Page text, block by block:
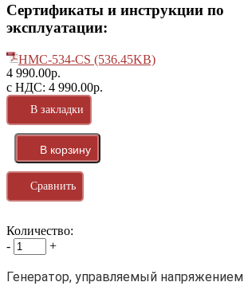
Сертификаты и инструкции по
эксплуатации:
HMC-534-CS (536.45KB)
4 990.00р.
с НДС: 4 990.00р.
В закладки
Сравнить
Количество:
-
+
Генератор, управляемый напряжением